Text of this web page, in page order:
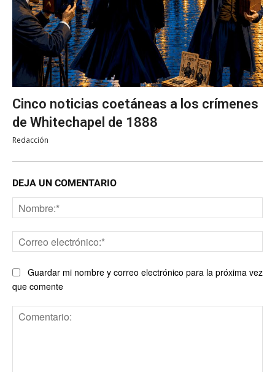
Cinco noticias coetáneas a los crímenes
de Whitechapel de 1888
Redacción
DEJA UN COMENTARIO
Guardar mi nombre y correo electrónico para la próxima vez
que comente